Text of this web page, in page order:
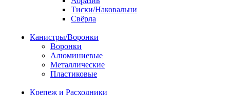
Тиски/Наковальни
Свёрла
Канистры/Воронки
Воронки
Алюминиевые
Металлические
Пластиковые
Крепеж и Расходники